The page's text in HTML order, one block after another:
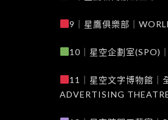
9｜星鷹俱樂部｜
10｜星空企劃室(SPO)
11｜星空文字博物館｜
ADVERTISING